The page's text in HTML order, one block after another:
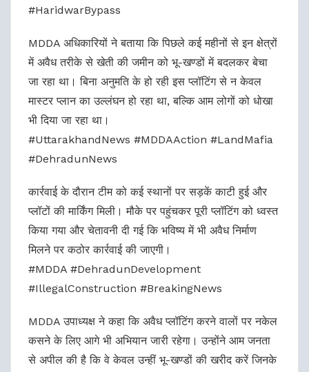
#HaridwarBypass
MDDA अधिकारियों ने बताया कि पिछले कई महीनों से इन क्षेत्रों
में अवैध तरीके से खेती की जमीन को भू-खण्डों में बदलकर बेचा
जा रहा था। बिना अनुमति के हो रही इस प्लॉटिंग से न केवल
मास्टर प्लान का उल्लंघन हो रहा था, बल्कि आम लोगों को धोखा
भी दिया जा रहा था।
#UttarakhandNews #MDDAAction #LandMafia
#DehradunNews
कार्रवाई के दौरान टीम को कई स्थानों पर सड़कें काटी हुई और
प्लॉटों की मार्किंग मिली। मौके पर पहुंचकर पूरी प्लॉटिंग को ध्वस्त
किया गया और चेतावनी दी गई कि भविष्य में भी अवैध निर्माण
मिलने पर कठोर कार्रवाई की जाएगी।
#MDDA #DehradunDevelopment
#IllegalConstruction #BreakingNews
MDDA उपाध्यक्ष ने कहा कि अवैध प्लॉटिंग करने वालों पर नकेल
कसने के लिए आगे भी अभियान जारी रहेगा। उन्होंने आम जनता
से अपील की है कि वे केवल उन्हीं भू-खण्डों की खरीद करें जिनके